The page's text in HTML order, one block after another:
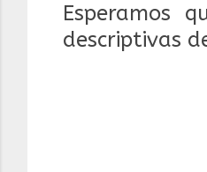
Esperamos
descriptivas